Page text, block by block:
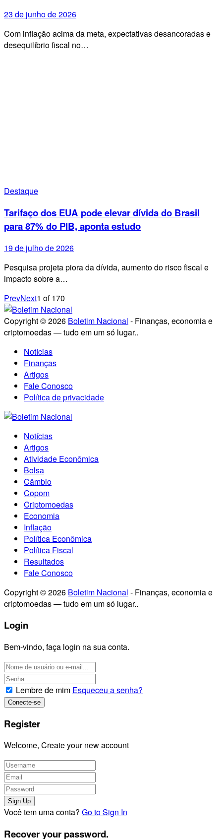
23 de junho de 2026
Com inflação acima da meta, expectativas desancoradas e
desequilíbrio fiscal no…
Destaque
Tarifaço dos EUA pode elevar dívida do Brasil
para 87% do PIB, aponta estudo
19 de julho de 2026
Pesquisa projeta piora da dívida, aumento do risco fiscal e
impacto sobre a…
PrevNext1 of170
Copyright © 2026 Boletim Nacional - Finanças, economia e
criptomoedas — tudo em um só lugar..
Notícias
Finanças
Artigos
Fale Conosco
Política de privacidade
Notícias
Artigos
Atividade Econômica
Bolsa
Câmbio
Copom
Criptomoedas
Economia
Inflação
Política Econômica
Política Fiscal
Resultados
Fale Conosco
Copyright © 2026 Boletim Nacional - Finanças, economia e
criptomoedas — tudo em um só lugar..
Login
Bem-vindo, faça login na sua conta.
Lembre de mim Esqueceu a senha?
Register
Welcome, Create your new account
Você tem uma conta? Go to Sign In
Recover your password.